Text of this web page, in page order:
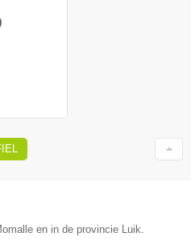
en in de provincie Luik.